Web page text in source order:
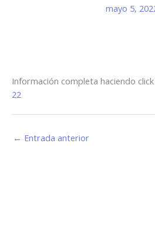
mayo 5,
Información completa haciendo
22
← Entrada anterior